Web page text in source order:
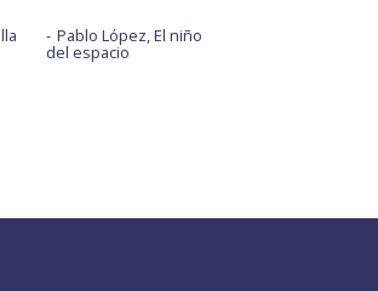
Pablo López, El niño
del espacio